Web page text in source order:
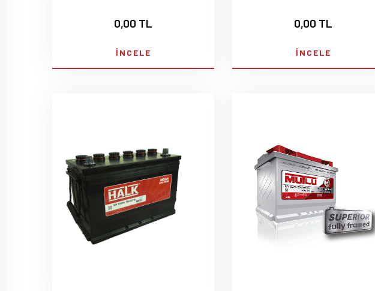
0,00 TL
İNCELE
0,00 TL
İNCELE